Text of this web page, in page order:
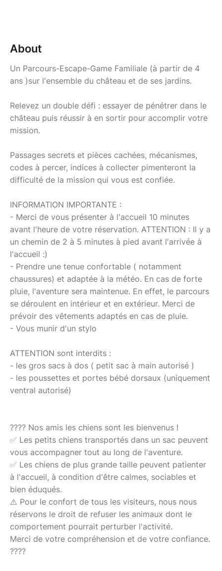
About
Un Parcours-Escape-Game Familiale (à partir de 4
ans )sur l'ensemble du château et de ses jardins.
Relevez un double défi : essayer de pénétrer dans le
château puis réussir à en sortir pour accomplir votre
mission.
Passages secrets et pièces cachées, mécanismes,
codes à percer, indices à collecter pimenteront la
difficulté de la mission qui vous est confiée.
INFORMATION IMPORTANTE :
- Merci de vous présenter à l'accueil 10 minutes
avant l'heure de votre réservation. ATTENTION : Il y a
un chemin de 2 à 5 minutes à pied avant l'arrivée à
l'accueil :)
- Prendre une tenue confortable ( notamment
chaussures) et adaptée à la météo. En cas de forte
pluie, l'aventure sera maintenue. En effet, le parcours
se déroulent en intérieur et en extérieur. Merci de
prévoir des vêtements adaptés en cas de pluie.
- Vous munir d'un stylo
ATTENTION sont interdits :
- les gros sacs à dos ( petit sac à main autorisé )
- les poussettes et portes bébé dorsaux (uniquement
ventral autorisé)
???? Nos amis les chiens sont les bienvenus !
✅ Les petits chiens transportés dans un sac peuvent
vous accompagner tout au long de l'aventure.
✅ Les chiens de plus grande taille peuvent patienter
à l'accueil, à condition d'être calmes, sociables et
bien éduqués.
⚠️ Pour le confort de tous les visiteurs, nous nous
réservons le droit de refuser les animaux dont le
comportement pourrait perturber l'activité.
Merci de votre compréhension et de votre confiance.
????